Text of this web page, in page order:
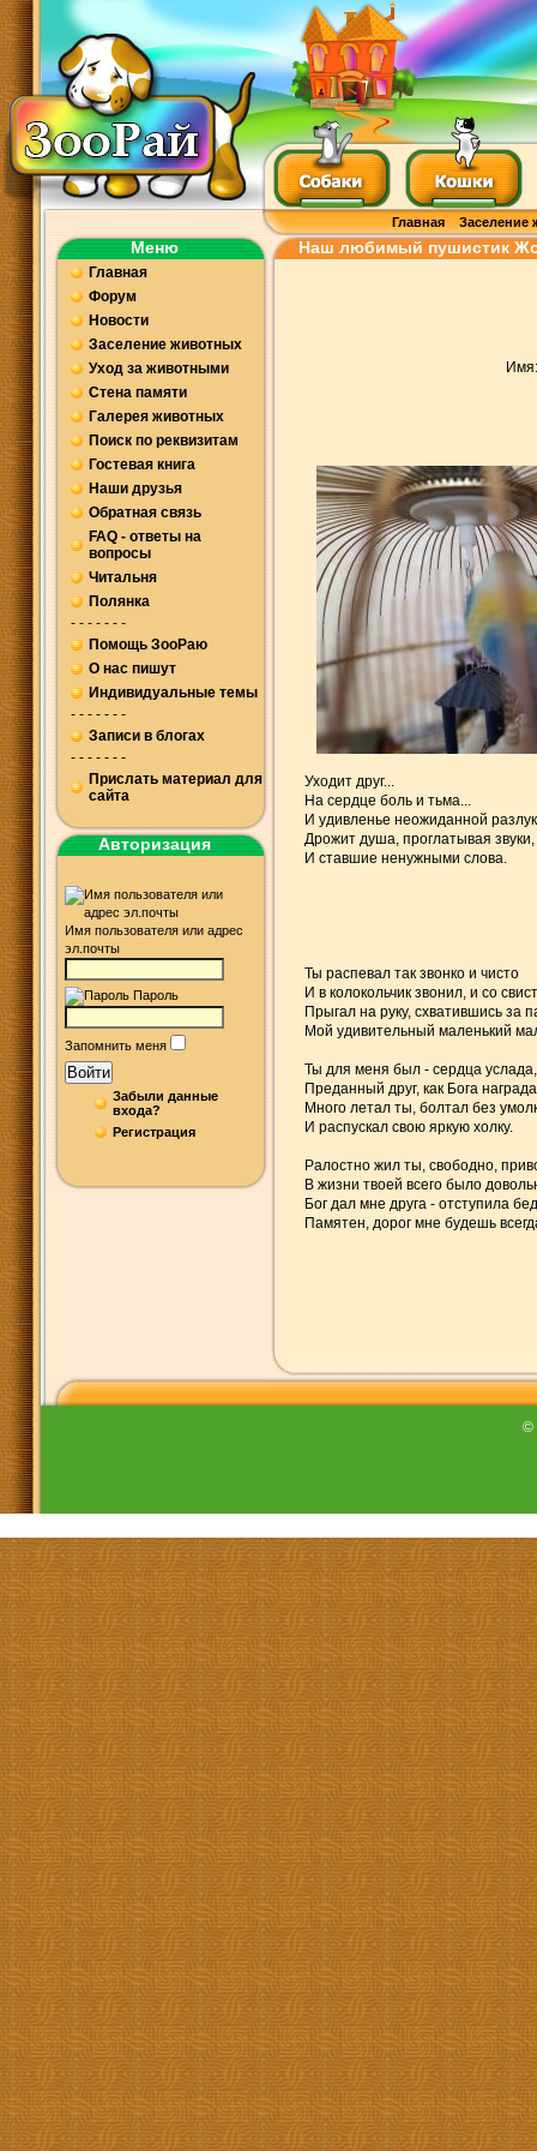
Главная Заселение
Меню
Главная
Форум
Новости
Заселение животных
Уход за животными
Стена памяти
Галерея животных
Поиск по реквизитам
Гостевая книга
Наши друзья
Обратная связь
FAQ - ответы на
вопросы
Читальня
Полянка
- - - - - - -
Помощь ЗооРаю
О нас пишут
Индивидуальные темы
- - - - - - -
Записи в блогах
- - - - - - -
Прислать материал для
сайта
Авторизация
Имя пользователя или адрес
эл.почты
Пароль
Запомнить меня
Войти
Забыли данные
входа?
Регистрация
Наш любимый пушистик
Уходит друг...
На сердце боль и тьма...
И удивленье неожиданной
Дрожит душа, проглатывая звуки,
И ставшие ненужными слова.
Ты распевал так звонко и чисто
И в колокольчик звонил, и со
Прыгал на руку, схватившись за
Мой удивительный маленький
Ты для меня был - сердца услада,
Преданный друг, как Бога
Много летал ты, болтал без
И распускал свою яркую холку.
Ралостно жил ты, свободно,
В жизни твоей всего было
Бог дал мне друга - отступила
Памятен, дорог мне будешь
©